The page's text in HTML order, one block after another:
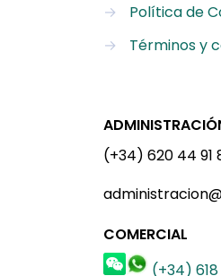
→
Política de
→
Términos y
(+34) 620 44 91
COMERCIAL
(+34) 618